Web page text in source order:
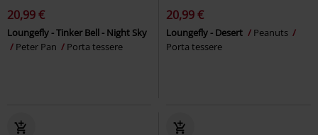
20,99 €
Loungefly - Tinker Bell - Night Sky
Peter Pan
Porta tessere
20,99 €
Loungefly - Desert
Peanuts
Porta tessere